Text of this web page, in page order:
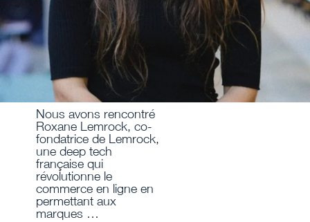
Nous avons rencontré
Roxane Lemrock, co-
fondatrice de Lemrock,
une deep tech
française qui
révolutionne le
commerce en ligne en
permettant aux
marques …